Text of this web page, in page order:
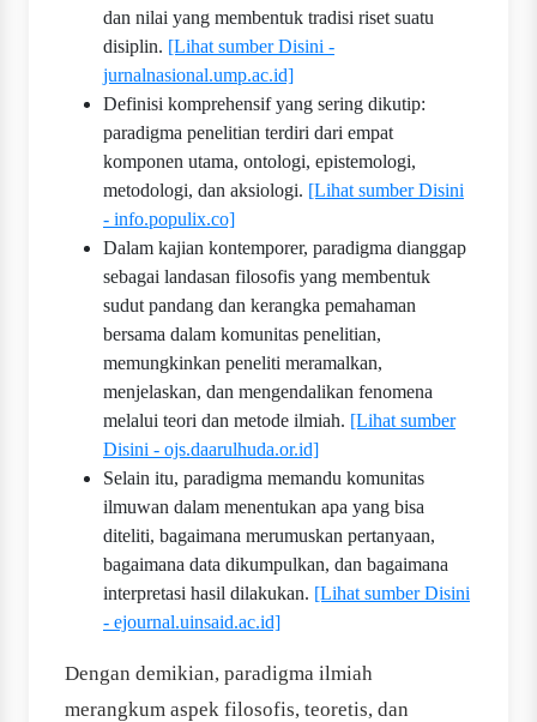
dan nilai yang membentuk tradisi riset suatu
disiplin. [Lihat sumber Disini -
jurnalnasional.ump.ac.id]
Definisi komprehensif yang sering dikutip:
paradigma penelitian terdiri dari empat
komponen utama, ontologi, epistemologi,
metodologi, dan aksiologi. [Lihat sumber Disini
- info.populix.co]
Dalam kajian kontemporer, paradigma dianggap
sebagai landasan filosofis yang membentuk
sudut pandang dan kerangka pemahaman
bersama dalam komunitas penelitian,
memungkinkan peneliti meramalkan,
menjelaskan, dan mengendalikan fenomena
melalui teori dan metode ilmiah. [Lihat sumber
Disini - ojs.daarulhuda.or.id]
Selain itu, paradigma memandu komunitas
ilmuwan dalam menentukan apa yang bisa
diteliti, bagaimana merumuskan pertanyaan,
bagaimana data dikumpulkan, dan bagaimana
interpretasi hasil dilakukan. [Lihat sumber Disini
- ejournal.uinsaid.ac.id]
Dengan demikian, paradigma ilmiah
merangkum aspek filosofis, teoretis, dan